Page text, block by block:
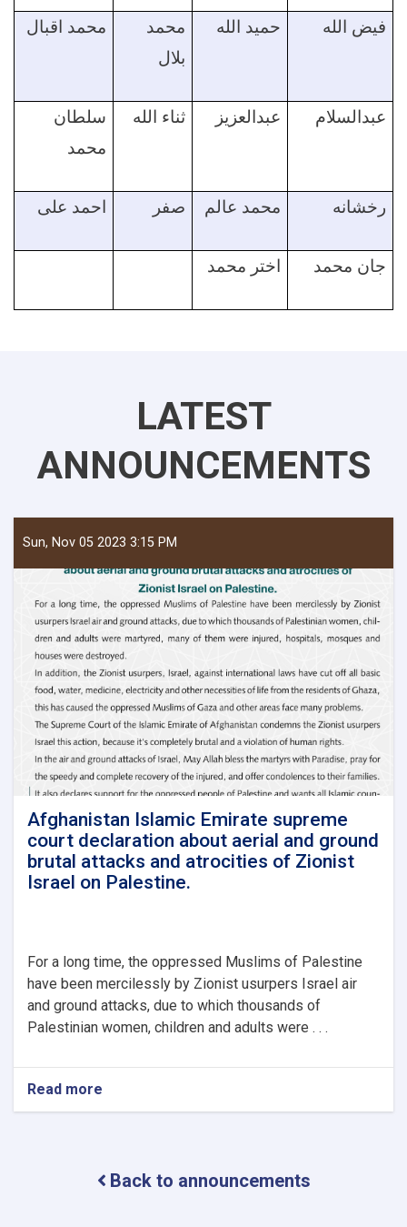
محمد اقبال
محمد
بلال
حمید الله فیض الله
سلطان
محمد
ثناء الله عبدالعزیز عبدالسلام
احمد علی صفر محمد عالم رخشانه
اختر محمد جان محمد
LATEST
ANNOUNCEMENTS
Sun, Nov 05 2023 3:15 PM
Afghanistan Islamic Emirate supreme
court declaration about aerial and ground
brutal attacks and atrocities of Zionist
Israel on Palestine.
For a long time, the oppressed Muslims of Palestine
have been mercilessly by Zionist usurpers Israel air
and ground attacks, due to which thousands of
Palestinian women, children and adults were . . .
Read more
court
Back to announcements